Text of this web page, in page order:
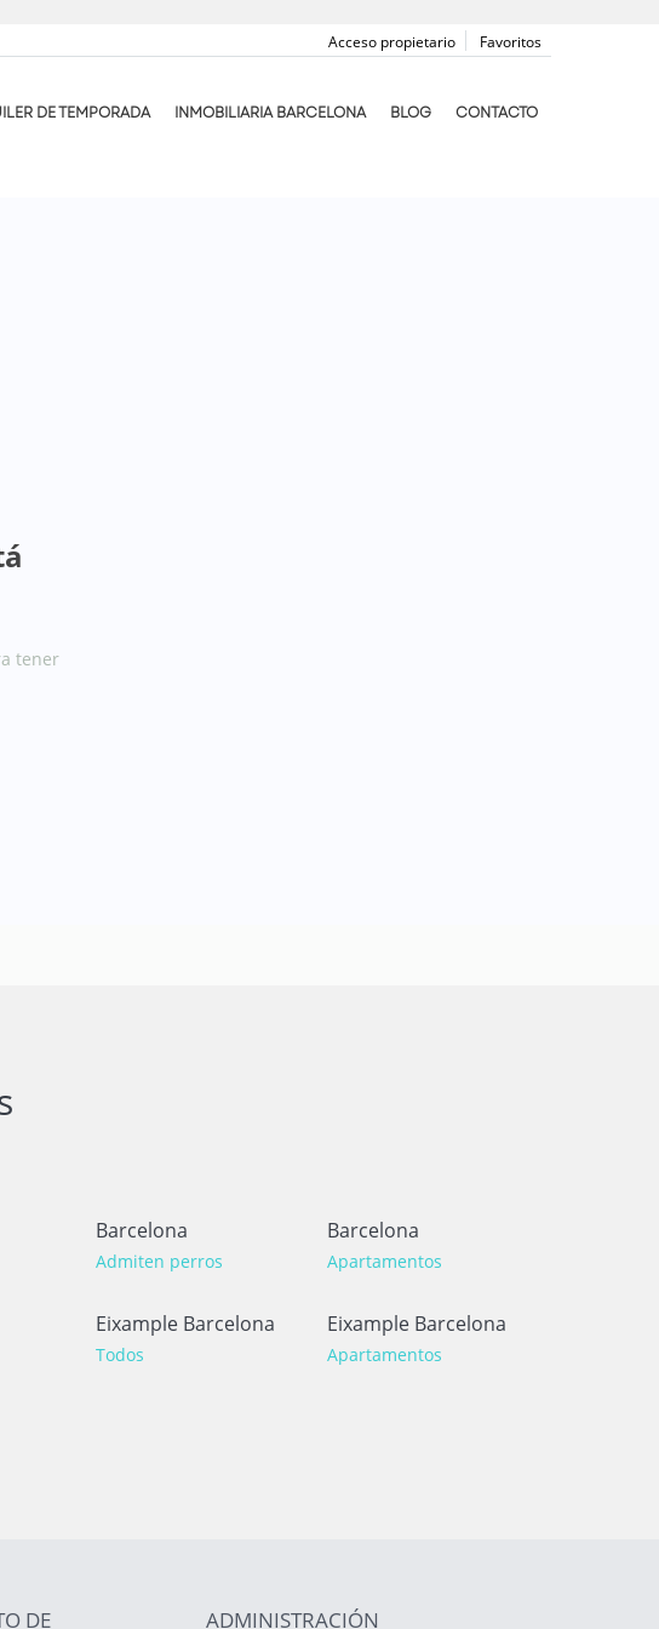
Favoritos
Acceso propietario
DE TEMPORADA INMOBILIARIA BARCELONA BLOG CONTACTO
tener
Barcelona
Admiten perros
Barcelona
Apartamentos
Eixample Barcelona
Todos
Eixample Barcelona
Apartamentos
DE ADMINISTRACIÓN